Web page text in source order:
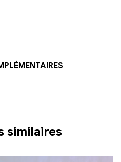
similaires